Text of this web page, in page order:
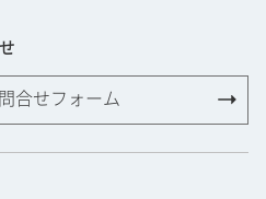
合せフォーム